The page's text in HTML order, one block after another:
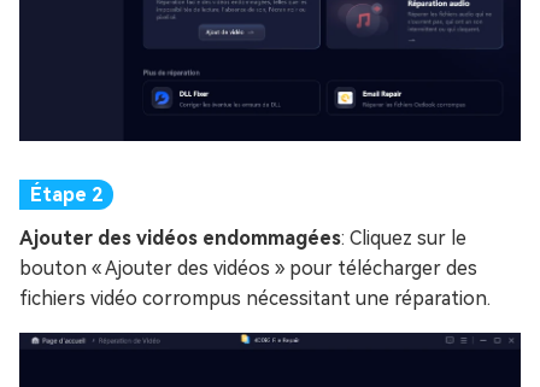
Ajouter des vidéos endommagées: Cliquez sur le
bouton « Ajouter des vidéos » pour télécharger des
fichiers vidéo corrompus nécessitant une réparation.